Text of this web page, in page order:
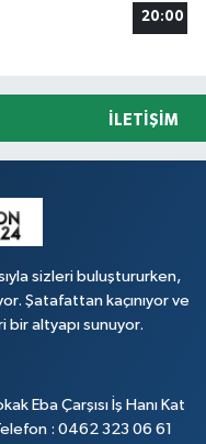
20:00
İLETIŞIM
sizleri buluştururken,
Şatafattan kaçınıyor ve
bir altyapı sunuyor.
Eba Çarşısı İş Hanı Kat
: 0462 323 06 61